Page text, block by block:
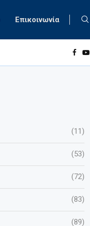
Επικοινωνία
(11)
(53)
(72)
(83)
(89)